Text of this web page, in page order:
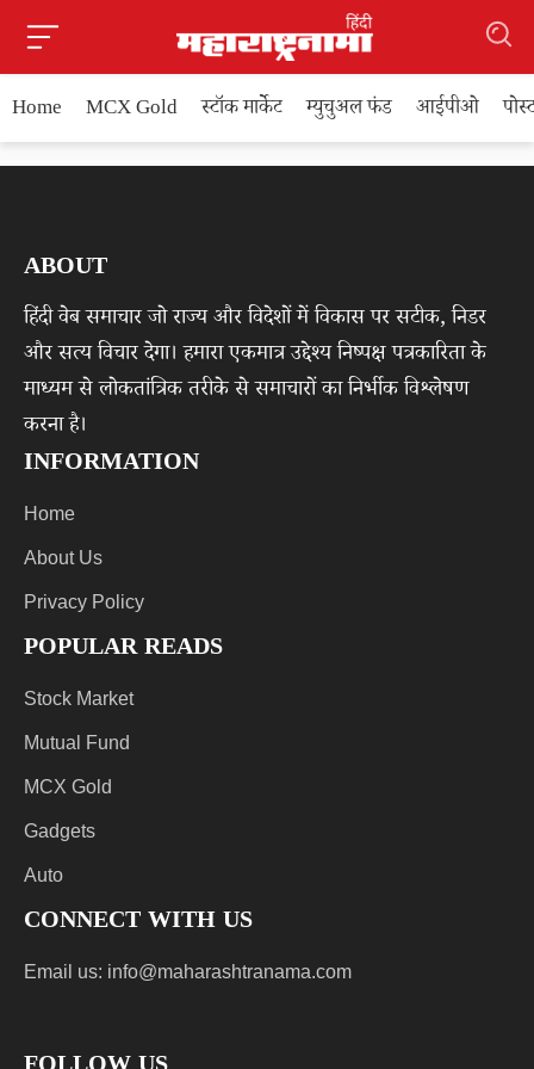
Home MCX Gold स्टॉक मार्केट म्युचुअल फंड आईपीओ
ABOUT
हिंदी वेब समाचार जो राज्य और विदेशों में विकास पर सटीक, निडर
और सत्य विचार देगा। हमारा एकमात्र उद्देश्य निष्पक्ष पत्रकारिता के
माध्यम से लोकतांत्रिक तरीके से समाचारों का निर्भीक विश्लेषण
करना है।
INFORMATION
Home
About Us
Privacy Policy
POPULAR READS
Stock Market
Mutual Fund
MCX Gold
Gadgets
Auto
CONNECT WITH US
Email us: info@maharashtranama.com